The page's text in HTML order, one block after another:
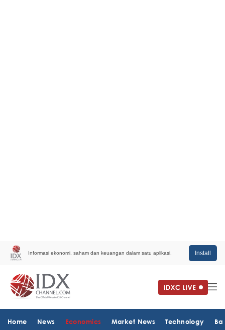
Informasi ekonomi, saham dan keuangan dalam satu aplikasi. Install
Home News Economics Market News Technology